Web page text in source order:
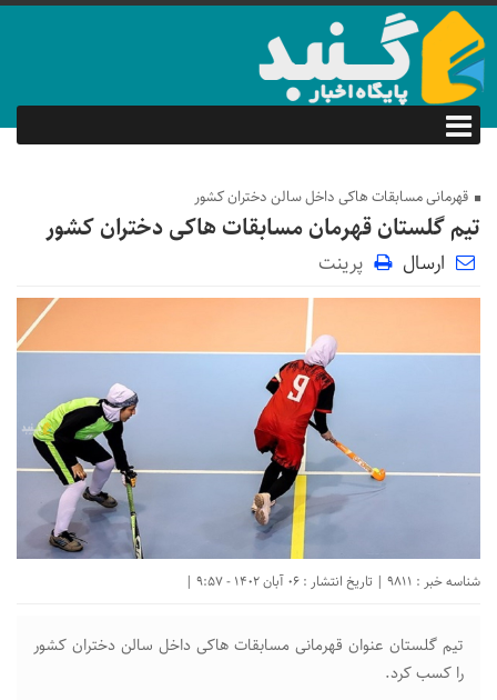
قهرمانی مسابقات هاکی داخل سالن دختران کشور
تیم گلستان قهرمان مسابقات هاکی دختران کشور
ارسال پرینت
شناسه خبر : 9811 | تاریخ انتشار : 06 آبان 1402 - 9:57 |
تیم گلستان عنوان قهرمانی مسابقات هاکی داخل سالن دختران کشور
را کسب کرد.